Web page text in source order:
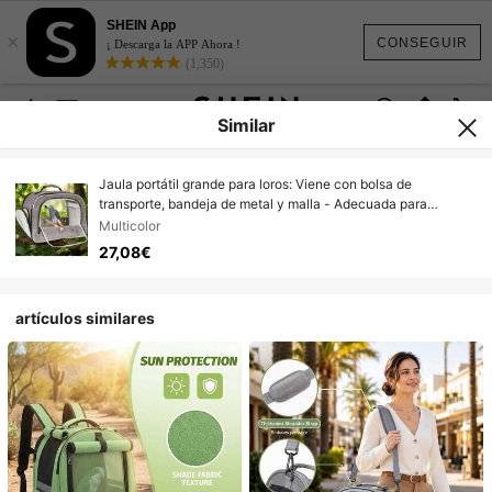
CONSEGUIR
×
SHEIN App
¡ Descarga la APP Ahora !
(1,350)
Similar
Jaula portátil grande para loros: Viene con bolsa de
transporte, bandeja de metal y malla - Adecuada para
transportar/llevar loros grises africanos, loros eclectus y otras
aves medianas a grandes
Multicolor
27,08€
artículos similares